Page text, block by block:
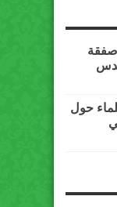
صفقة
حول